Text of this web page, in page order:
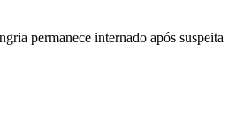
permanece internado após suspeita